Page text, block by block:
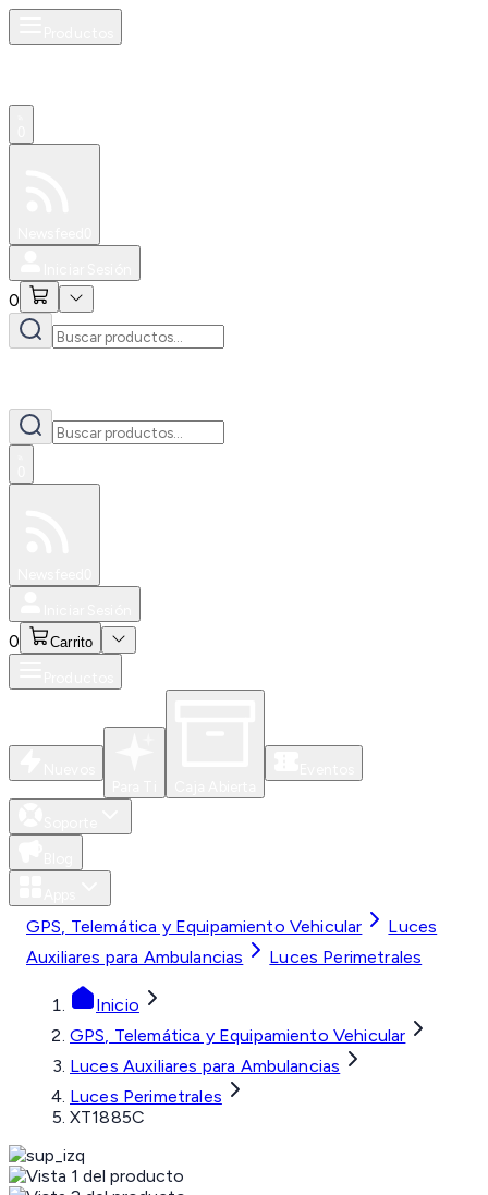
0
0 Carrito
GPS, Telemática y Equipamiento Vehicular
Luces
Auxiliares para Ambulancias
Luces Perimetrales
Inicio
GPS, Telemática y Equipamiento Vehicular
Luces Auxiliares para Ambulancias
Luces Perimetrales
XT1885C